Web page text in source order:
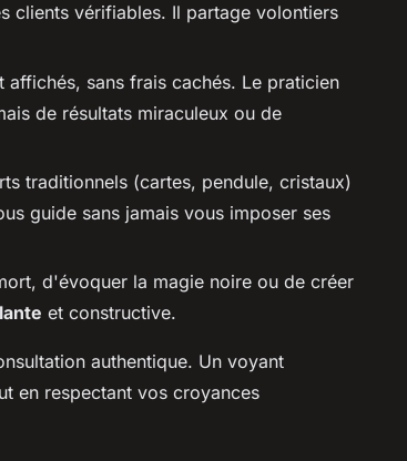
clients vérifiables. Il partage volontiers
affichés, sans frais cachés. Le praticien
de résultats miraculeux ou de
traditionnels (cartes, pendule, cristaux)
guide sans jamais vous imposer ses
d'évoquer la magie noire ou de créer
et constructive.
authentique. Un voyant
en respectant vos croyances